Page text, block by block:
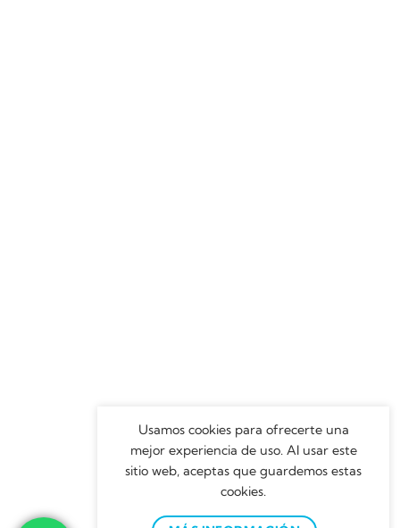
Usamos cookies para ofrecerte una
mejor experiencia de uso. Al usar este
sitio web, aceptas que guardemos estas
cookies.